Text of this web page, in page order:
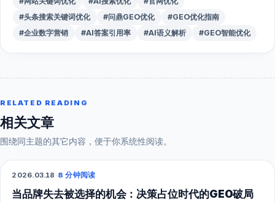
#头条搜索关键词优化
#问鼎GEO优化
#GEO优化指南
#企业数字营销
#AI答案引用率 #AI语义解析 #GEO智能优化
RELATED READING
相关文章
围绕同主题的其它内容，便于你系统性阅读。
GEO
2026.03.18 ·8 分钟阅读
当品牌失去被选择的机会：决策占位时代的GEO破局